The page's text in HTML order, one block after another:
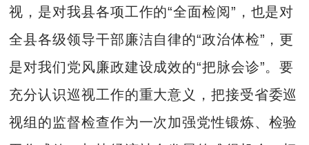
视，是对我县各项工作的“全面检阅”，也是对
全县各级领导干部廉洁自律的“政治体检”，更
是对我们党风廉政建设成效的“把脉会诊”。要
充分认识巡视工作的重大意义，把接受省委巡
视组的监督检查作为一次加强党性锻炼、检验